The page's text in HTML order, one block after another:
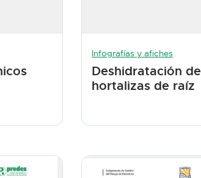
Infografías y afiches
Deshidratación de
hortalizas de raíz